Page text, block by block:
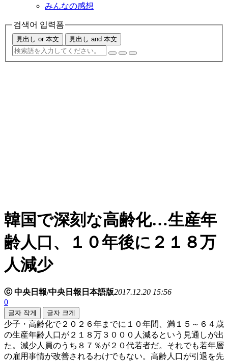
みんなの感想
검색어 입력폼
見出し or 本文 見出し and 本文
韓国で深刻な高齢化…生産年
齢人口、１０年後に２１８万
人減少
ⓒ 中央日報/中央日報日本語版2017.12.20 15:56
0
글자 작게 글자 크게
少子・高齢化で２０２６年までに１０年間、満１５～６４歳
の生産年齢人口が２１８万３０００人減るという見通しが出
た。減少人員のうち８７％が２０代若者だ。それでも若年層
の雇用事情が改善されるわけでもない。高齢人口が引退を先